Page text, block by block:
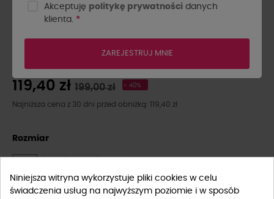
MILLA CZARNE
119,40 zł 199,00 zł - 40%
Najniższa cena z 30 dni przed obniżką: 119,40 zł
Rozmiar
Akceptuję politykę prywatności danych
klienta. *
ZAREJESTRUJ MNIE
Niniejsza witryna wykorzystuje pliki cookies w celu
świadczenia usług na najwyższym poziomie i w sposób